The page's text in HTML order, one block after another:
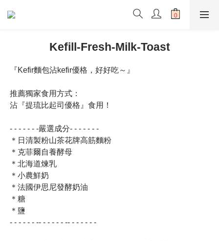
Kefill-Fresh-Milk-Toast
『Kefir麵包沾kefir優格，好好吃～』
推薦獨家食用方式：
沾『提琉比起司優格』食用！
- - - - - - -嚴選成分- - - - - - -
＊日清製粉山茶花牌高筋麵粉
＊克菲爾自養酵母
＊北海道煉乳
＊小農鮮奶
＊法國伊思尼發酵奶油
＊糖
＊鹽
- - - - - - -- - - - - - -- - - - - - -